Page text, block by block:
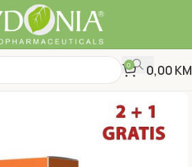
0 0,00 KM